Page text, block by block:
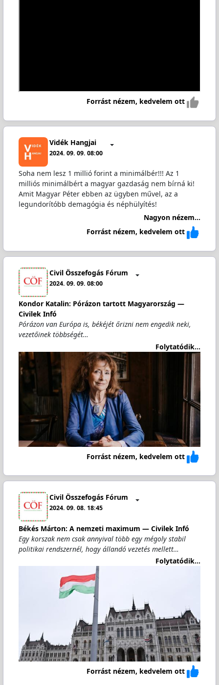
Forrást nézem, kedvelem ott
Vidék Hangjai
2024. 09. 09. 08:00
Soha nem lesz 1 millió forint a minimálbér!!! Az 1
milliós minimálbért a magyar gazdaság nem bírná ki!
Amit Magyar Péter ebben az ügyben művel, az a
legundorítóbb demagógia és néphülyítés!
Nagyon nézem...
Forrást nézem, kedvelem ott
Civil Összefogás Fórum
2024. 09. 09. 08:00
Kondor Katalin: Pórázon tartott Magyarország —
Civilek Infó
Pórázon van Európa is, békéjét őrizni nem engedik neki,
vezetőinek többségét…
Folytatódik...
Forrást nézem, kedvelem ott
Civil Összefogás Fórum
2024. 09. 08. 18:45
Békés Márton: A nemzeti maximum — Civilek Infó
Egy korszak nem csak annyival több egy mégoly stabil
politikai rendszernél, hogy állandó vezetés mellett…
Folytatódik...
Forrást nézem, kedvelem ott